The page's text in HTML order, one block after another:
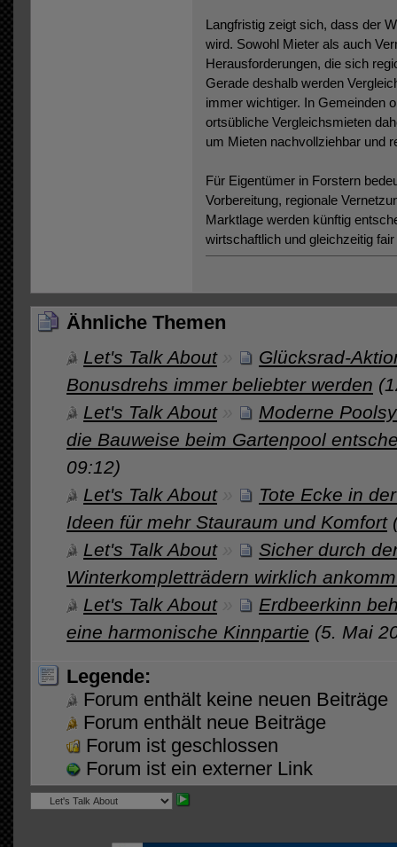
Langfristig zeigt sich, dass der
wird. Sowohl Mieter als auch
Herausforderungen, die sich
Gerade deshalb werden
immer wichtiger. In Gemeinden
ortsübliche Vergleichsmieten
um Mieten nachvollziehbar und
Für Eigentümer in Forstern
Vorbereitung, regionale
Marktlage werden künftig
wirtschaftlich und gleichzeitig
Ähnliche Themen
Let's Talk About»
Glücksrad-
Bonusdrehs immer beliebter werden
Let's Talk About»
Moderne
die Bauweise beim Gartenpool
09:12)
Let's Talk About»
Tote Ecke in
Ideen für mehr Stauraum und Komfort
Let's Talk About»
Sicher durch
Winterkompletträdern wirklich
Let's Talk About»
Erdbeerkinn
eine harmonische Kinnpartie (5. Mai
Legende:
Forum enthält keine neuen Beiträge
Forum enthält neue Beiträge
Forum ist geschlossen
Forum ist ein externer Link